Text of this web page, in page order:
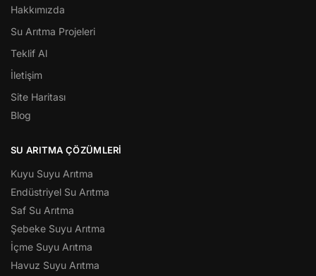
Hakkımızda
Su Arıtma Projeleri
Teklif Al
İletişim
Site Haritası
Blog
SU ARITMA ÇÖZÜMLERI
Kuyu Suyu Arıtma
Endüstriyel Su Arıtma
Saf Su Arıtma
Şebeke Suyu Arıtma
İçme Suyu Arıtma
Havuz Suyu Arıtma